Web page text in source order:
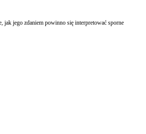
jak jego zdaniem powinno się interpretować sporne